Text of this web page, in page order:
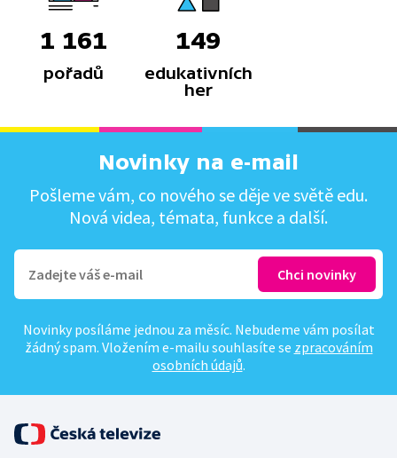
1 161
pořadů
149
edukativních
her
Novinky na e-mail
Pošleme vám, co nového se děje ve světě edu.
Nová videa, témata, funkce a další.
Novinky posíláme jednou za měsíc. Nebudeme vám posílat
žádný spam. Vložením e-mailu souhlasíte se zpracováním
osobních údajů.